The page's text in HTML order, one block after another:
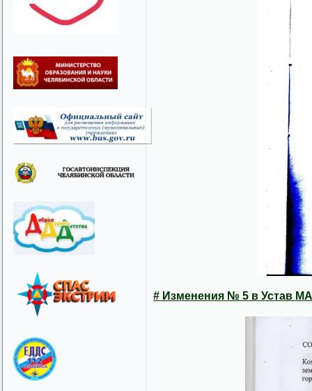
# Изменения № 5 в Устав